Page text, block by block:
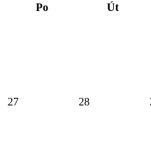
Po
Út
27 28